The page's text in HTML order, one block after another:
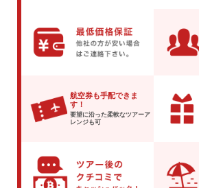
航空券も手配できま
す！
要望に沿った柔軟なツアーア
レンジも可